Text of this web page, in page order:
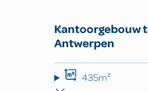
Kantoorgebouw
Antwerpen
435m²